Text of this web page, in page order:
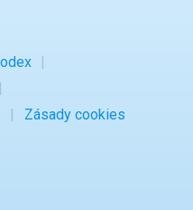
Zásady cookies